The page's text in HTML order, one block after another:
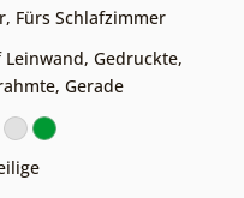
, Fürs Schlafzimmer
Leinwand, Gedruckte,
, Gerade